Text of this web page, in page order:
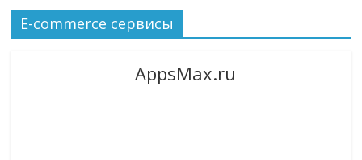
E-commerce сервисы
AppsMax.ru